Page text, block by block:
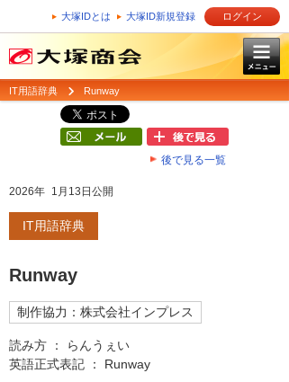
大塚IDとは 大塚ID新規登録 ログイン
IT用語辞典 Runway
後で見る一覧
2026年 1月13日公開
IT用語辞典
Runway
制作協力：株式会社インプレス
読み方 ： らんうぇい
英語正式表記 ： Runway